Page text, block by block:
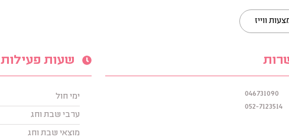
ווייז
046731090
052-7123514
שעות פעילות
ימי חול
ערבי שבת וחג
מוצאי שבת וחג